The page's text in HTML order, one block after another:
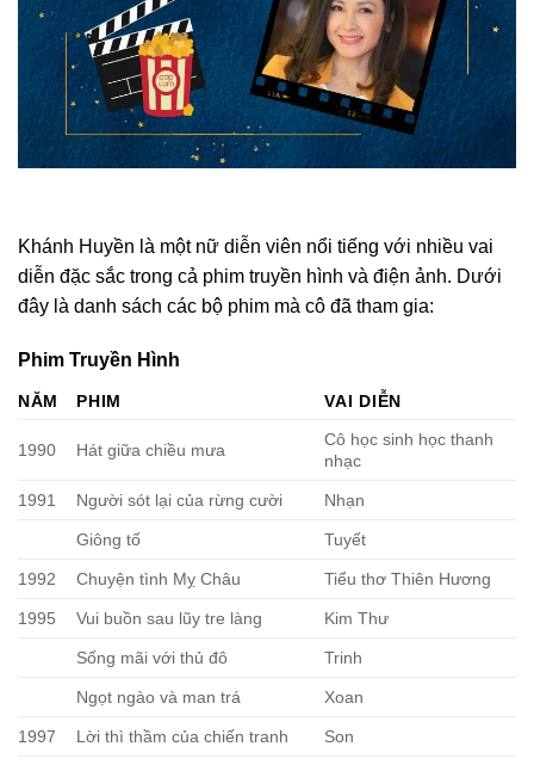
Khánh Huyền là một nữ diễn viên nổi tiếng với nhiều vai
diễn đặc sắc trong cả phim truyền hình và điện ảnh. Dưới
đây là danh sách các bộ phim mà cô đã tham gia:
Phim Truyền Hình
NĂM PHIM VAI DIỄN
1990 Hát giữa chiều mưa
Cô học sinh học thanh
nhạc
1991 Người sót lại của rừng cười Nhạn
Giông tố Tuyết
1992 Chuyện tình Mỵ Châu Tiểu thơ Thiên Hương
1995 Vui buồn sau lũy tre làng Kim Thư
Sống mãi với thủ đô Trinh
Ngọt ngào và man trá Xoan
1997 Lời thì thầm của chiến tranh Son